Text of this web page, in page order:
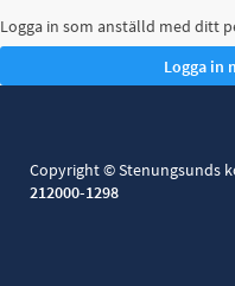
Logga in som anställd med ditt
Copyright ©
212000-1298